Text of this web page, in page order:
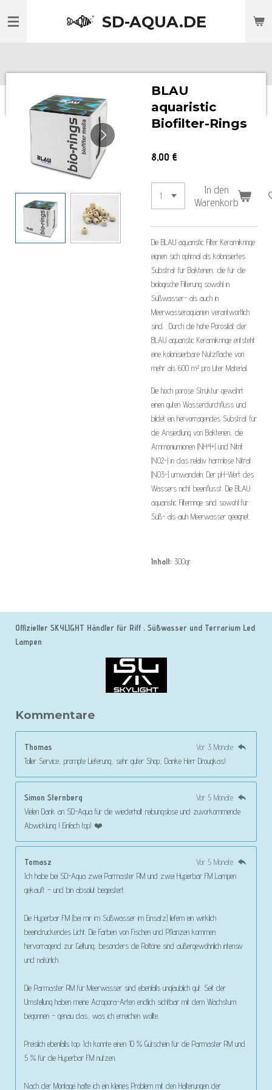
Hauptinhalt
SD-AQUA.DE
BLAU
aquaristic
Biofilter-Rings
8,00 €
In den
Warenkorb
Die BLAU aquaristic Filter Keramikringe
eignen sich optimal als kolonisiertes
Substrat für Bakterien, die für die
biologische Filterung sowohl in
Süßwasser- als auch in
Meerwasseraquarien verantwortlich
sind. Durch die hohe Porosität der
BLAU aquaristic Keramikringe entsteht
eine kolonisierbare Nutzfläche von
mehr als 600 m² pro Liter Material.
Die hoch poröse Struktur gewährt
einen guten Wasserdurchfluss und
bildet ein hervorragendes Substrat für
die Ansiedlung von Bakterien, die
Ammoniumionen (NH4+) und Nitrit
(NO2-) in das relativ harmlose Nitrat
(NO3-) umwandeln. Der pH-Wert des
Wassers nicht beeinflusst. Die BLAU
aquaristic Filterringe sind sowohl für
Süß- als aiuh Meerwasser geeignet.
Inhalt: 300gr
Offizieller SKYLIGHT Händler für Riff , Süßwasser und Terrarium Led
Lampen
Kommentare
Thomas
Vor 3 Monate
Toller Service, prompte Lieferung, sehr guter Shop, Danke Herr Drougkas!
Simon Sternberg
Vor 5 Monate
Vielen Dank an SD-Aqua für die wiederholt reibungslose und zuvorkommende
Abwicklung ! Einfach top! ❤️
Tomasz
Vor 5 Monate
Ich habe bei SD-Aqua zwei Parmaster RM und zwei Hyperbar FM Lampen
gekauft – und bin absolut begeistert.
Die Hyperbar FM (bei mir im Süßwasser im Einsatz) liefern ein wirklich
beeindruckendes Licht. Die Farben von Fischen und Pflanzen kommen
hervorragend zur Geltung, besonders die Rottöne sind außergewöhnlich intensiv
und natürlich.
Die Parmaster RM für Meerwasser sind ebenfalls unglaublich gut. Seit der
Umstellung haben meine Acropora-Arten endlich sichtbar mit dem Wachstum
begonnen – genau das, was ich erreichen wollte.
Preislich ebenfalls top: Ich konnte einen 10 % Gutschein für die Parmaster RM und
5 % für die Hyperbar FM nutzen.
Nach der Montage hatte ich ein kleines Problem mit den Halterungen der